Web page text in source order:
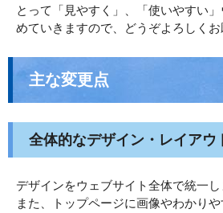
とって「見やすく」、「使いやすい
めていきますので、どうぞよろしくお
主な変更点
全体的なデザイン・レイアウ
デザインをウェブサイト全体で統一し
また、トップページに画像やわかり